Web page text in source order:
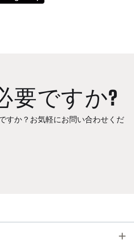
要ですか?
すか？お気軽にお問い合わせくだ